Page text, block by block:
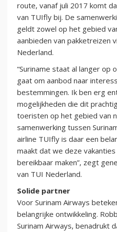
route, vanaf juli 2017 komt
van TUIfly bij. De
geldt zowel op het gebied
aanbieden van pakketreizen
Nederland.
“Suriname staat al langer op
gaat om aanbod naar
bestemmingen. Ik ben erg
mogelijkheden die dit
toeristen op het gebied van
samenwerking tussen
airline TUIfly is daar een
maakt dat we deze
bereikbaar maken”, zegt
van TUI Nederland.
Solide partner
Voor Surinam Airways
belangrijke ontwikkeling.
Surinam Airways, benadrukt